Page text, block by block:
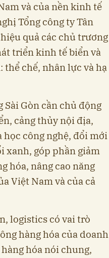
và của nền kinh tế
Tổng công ty Tân
quả các chủ trương
triển kinh tế biển và
chế, nhân lực và hạ
Sài Gòn cần chủ động
cảng thủy nội địa,
học công nghệ, đổi mới
xanh, góp phần giảm
hóa, nâng cao năng
Việt Nam và của cả
logistics có vai trò
hàng hóa của doanh
hóa nói chung,